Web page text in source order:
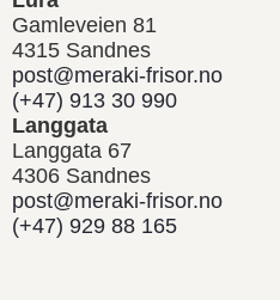
Gamleveien 81
4315 Sandnes
post@meraki-frisor.no
(+47) 913 30 990
Langgata
Langgata 67
4306 Sandnes
post@meraki-frisor.no
(+47) 929 88 165